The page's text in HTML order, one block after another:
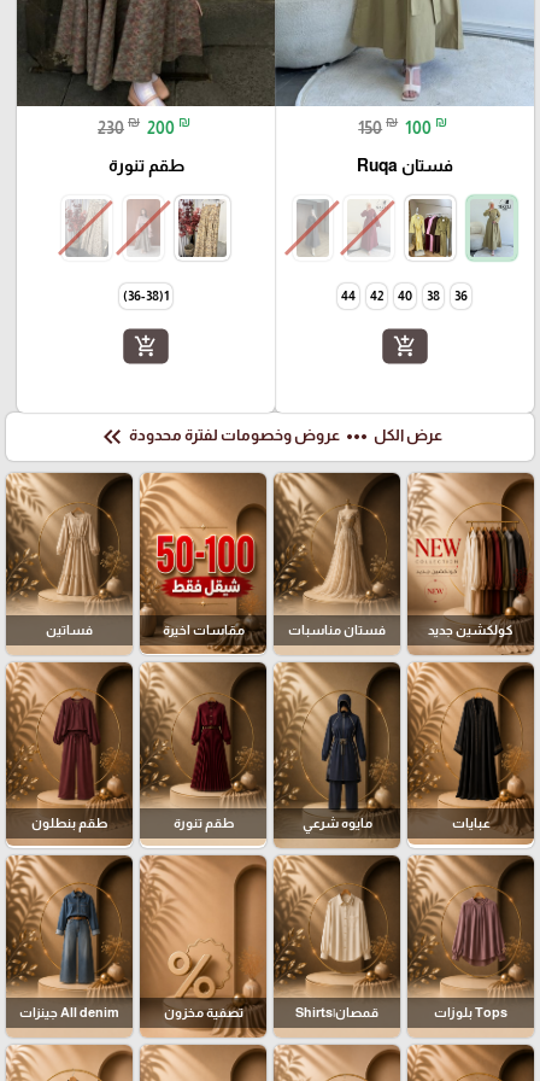
150 ₪ 100 ₪
فستان Ruqa
36
38
40
42
44
add_shopping_cart
230 ₪ 200 ₪
طقم تنورة
1(36-38)
add_shopping_cart
عرض الكل more_horiz عروض وخصومات لفترة محدودة keyboard_double_arrow_left
كولكشين جديد فستان مناسبات مقاسات اخيرة فساتين
عبايات مايوه شرعي طقم تنورة طقم بنطلون
Tops بلوزات قمصان|Shirts تصفية مخزون All denim جينزات